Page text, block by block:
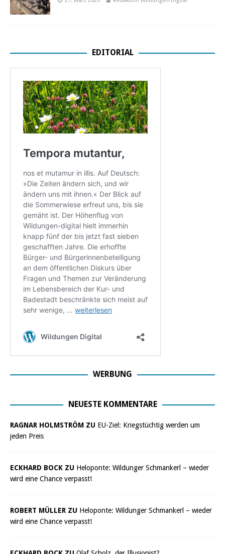
EDITORIAL
WERBUNG
NEUESTE KOMMENTARE
RAGNAR HOLMSTRÖM ZU EU-Ziel: Kriegstüchtig werden um
jeden Preis
ECKHARD BOCK ZU Heloponte: Wildunger Schmankerl – wieder
wird eine Chance verpasst!
ROBERT MÜLLER ZU Heloponte: Wildunger Schmankerl – wieder
wird eine Chance verpasst!